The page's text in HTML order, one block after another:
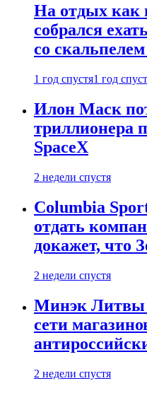
На отдых как
собрался
со
1 год спустя1 год
Илон Маск
триллионера
SpaceX
2 недели спустя
Columbia
отдать
докажет, что
2 недели спустя
Минэк Литвы
сети
2 недели спустя